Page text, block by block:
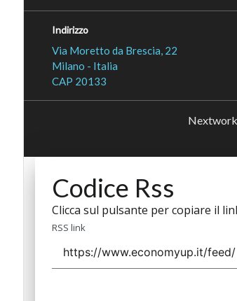
Indirizzo
Via Moretto da Brescia, 22
Milano - Italia
CAP 20133
Codice Rss
Clicca sul pulsante per copiare il
RSS link